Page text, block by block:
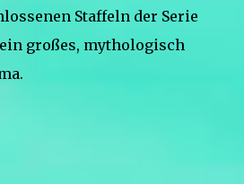
Staffeln der Serie
großes, mythologisch